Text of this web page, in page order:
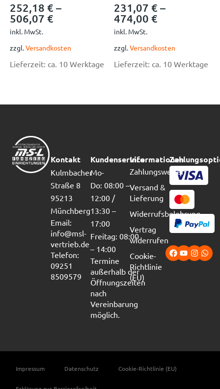
252,18 € –
506,07 €
inkl. MwSt.
zzgl.Versandkosten
Lieferzeit: ca. 10 Werktage
231,07€ –
474,00€
inkl. MwSt.
zzgl.Versandkosten
Lieferzeit: ca. 10 Werktage
Kontakt
Kulmbacher
Straße 8
95213
Münchberg
Email:
info@msl-
vertrieb.de
Telefon:
09251
8509579
Kundenservice
Mo-
Do: 08:00 –
12:00 /
13:30 –
17:00
Freitag: 08:00
– 14:00
Termine
außerhalb der
Öffnungszeiten
nach
Vereinbarung
möglich.
Informationen
Zahlungsweisen
Versand &
Lieferung
Widerrufsbelehrung
Vertrag
widerrufen
Cookie-
Richtlinie
(EU)
Impressum Datenschutz Cookie-Richtlinie (EU)